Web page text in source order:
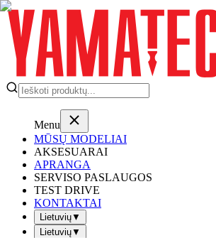
Menu
MŪSŲ MODELIAI
AKSESUARAI
APRANGA
SERVISO PASLAUGOS
TEST DRIVE
KONTAKTAI
Lietuvių▼
Lietuvių▼